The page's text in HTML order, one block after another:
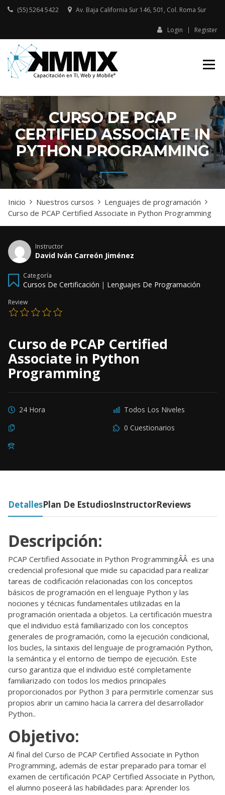
Skip
(55) 5264 5422 Av. Baja California Sur 146, 501, Col. Roma Sur​
Login Register
CAPACITACIÓN
CURSO DE PCAP
CERTIFIED ASSOCIATE IN
PYTHON PROGRAMMING
Inicio Nuestros cursos
Lenguajes de programación
Curso de PCAP Certified Associate in Python Programming
Instructor
David Iván Carreón Jiménez
Categoría
Cursos De Certificación | Lenguajes De Programación
Review
Curso de PCAP Certified
Associate in Python
Programming
24 Hora
Todos Los Niveles
0 Cuestionarios
DetallesPlan De EstudiosInstructorReviews
Descripción:
PCAP Certified Associate in Python ProgrammingÂÂ es una
credencial profesional que mide su capacidad para realizar
tareas de codificación relacionadas con los conceptos
básicos de programación en el lenguaje Python y las
nociones y técnicas fundamentales utilizadas en la
programación orientada a objetos. La certificación muestra
que el individuo está familiarizado con los conceptos
generales de programación, como la ejecución condicional,
los bucles, la sintaxis del lenguaje de programación Python,
la semántica y el entorno de tiempo de ejecución. Este
curso garantiza que el individuo esté completamente
familiarizado con todos los medios principales
proporcionados por Python 3 para permitirle comenzar sus
propios abrir un camino hacia la carrera del desarrollador
Python..
Objetivo:
Al final del Curso de PCAP Certified Associate in Python
Programming, además de estar preparado para tomar el
examen de certificación PCAP Certified Associate in Python,
el alumno poseerá las habilidades para: Aprender los